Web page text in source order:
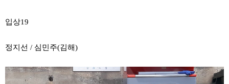
입상19
정지선 / 심민주(김해)